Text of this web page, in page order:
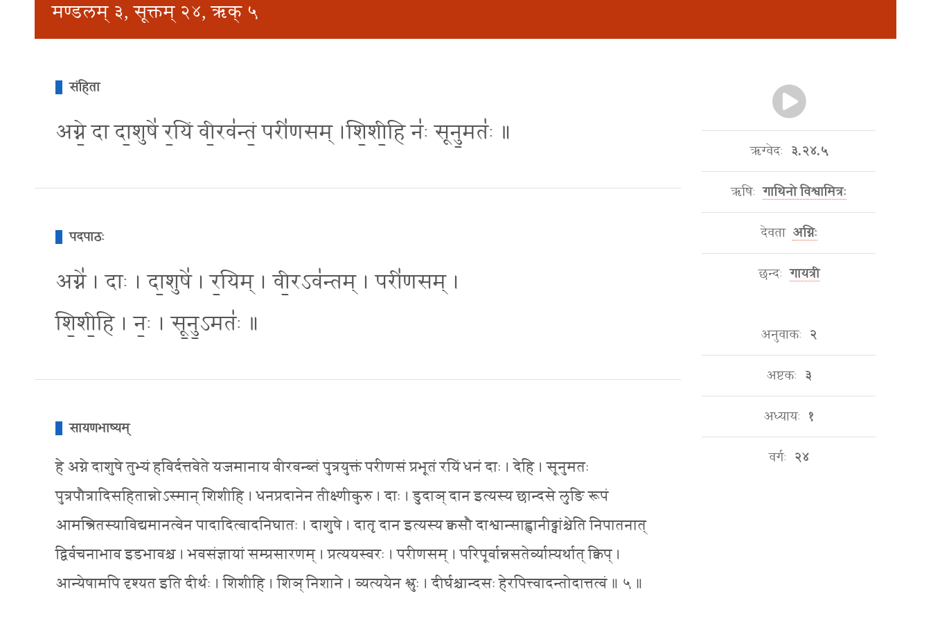
मण्डलम् ३, सूक्तम् २४, ऋक् ५
संहिता
अग्ने॒ दा दा॒शुषे॑ र॒यिं वी॒रव॑न्तं॒ परी॑णसम् ।शि॒शी॒हि नः॑ सूनु॒मतः॑ ॥
पदपाठः
अग्ने॑ । दाः । दा॒शुषे॑ । र॒यिम् । वी॒रऽव॑न्तम् । परी॑णसम् ।
शि॒शी॒हि । नः॒ । सू॒नु॒ऽमतः॑ ॥
सायणभाष्यम्
हे अग्ने दाशुषे तुभ्यं हविर्दत्तवेते यजमानाय वीरवन्ब्तं पुत्रयुक्तं परीणसं प्रभूतं रयिं धनं दाः । देहि । सूनुमतः
पुत्रपौत्रादिसहितान्नोऽस्मान् शिशीहि । धनप्रदानेन तीक्ष्णीकुरु । दाः । डुदाञ् दान इत्यस्य छान्दसे लुङि रूपं
आमन्त्रितस्याविद्यमानत्वेन पादादित्वादनिघातः । दाशुषे । दातृ दान इत्यस्य क्वसौ दाश्वान्साह्वानीढ्वांश्चेति निपातनात्
द्विर्वचनाभाव इडभावश्च । भवसंज्ञायां सम्प्रसारणम् । प्रत्ययस्वरः । परीणसम् । परिपूर्वान्नसतेर्व्याप्त्यर्थात् क्विप् ।
आन्येषामपि दृश्यत इति दीर्थः । शिशीहि । शिञ् निशाने । व्यत्ययेन श्लुः । दीर्घश्चान्दसः हेरपित्त्वादन्तोदात्तत्वं ॥ ५ ॥
ऋग्वेदः ३.२४.५
ऋषिः गाथिनो विश्वामित्रः
देवता अग्निः
छन्दः गायत्री
अनुवाकः २
अष्टकः ३
अध्यायः १
वर्गः २४